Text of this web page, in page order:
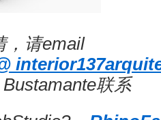
，请email
联系